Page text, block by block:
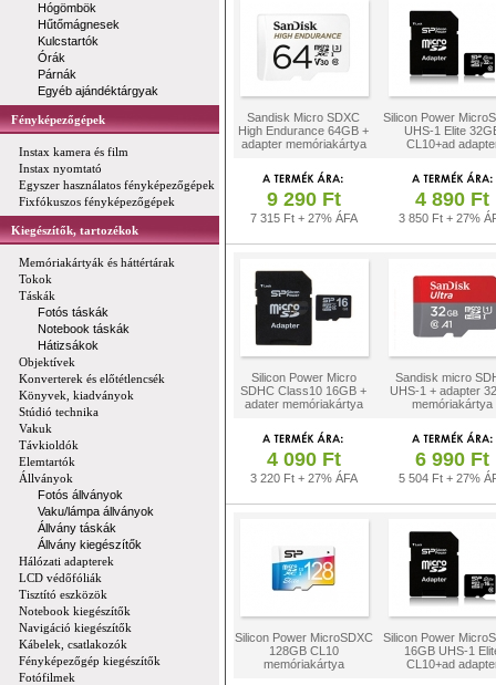
Hógömbök
Hűtőmágnesek
Kulcstartók
Órák
Párnák
Egyéb ajándéktárgyak
Fényképezőgépek
Instax kamera és film
Instax nyomtató
Egyszer használatos fényképezőgépek
Fixfókuszos fényképezőgépek
Kiegészítők, tartozékok
Memóriakártyák és háttértárak
Tokok
Táskák
Fotós táskák
Notebook táskák
Hátizsákok
Objektívek
Konverterek és előtétlencsék
Könyvek, kiadványok
Stúdió technika
Vakuk
Távkioldók
Elemtartók
Állványok
Fotós állványok
Vaku/lámpa állványok
Állvány táskák
Állvány kiegészítők
Hálózati adapterek
LCD védőfóliák
Tisztító eszközök
Notebook kiegészítők
Navigáció kiegészítők
Kábelek, csatlakozók
Fényképezőgép kiegészítők
Fotófilmek
Sandisk Micro SDXC
High Endurance 64GB +
adapter memóriakártya
Silicon Power
UHS-1 Elite
CL10+ad
9 290 Ft
7 315 Ft + 27% ÁFA
4 890 Ft
3 850 Ft + 27%
Silicon Power Micro
SDHC Class10 16GB +
adater memóriakártya
Sandisk micro
UHS-1 + adapter
memóriakártya
4 090 Ft
3 220 Ft + 27% ÁFA
6 990 Ft
5 504 Ft + 27%
Silicon Power MicroSDXC
128GB CL10
memóriakártya
Silicon Power
16GB UHS-1
CL10+ad